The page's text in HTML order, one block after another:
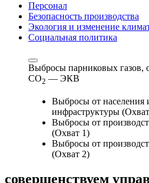
Персонал
Безопасность производства
Экология и изменение
Социальная политика
Выбросы парниковых газов,
СО2 — ЭКВ
Выбросы от населения
инфраструктуры
Выбросы от
(Охват 1)
Выбросы от
(Охват 2)
совершенствуем